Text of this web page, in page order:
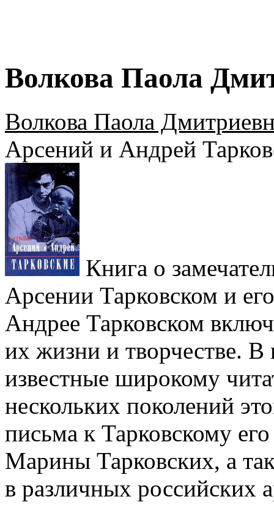
Волкова Паола
Волкова Паола
Арсений и Андрей
Книга о
Арсении Тарковском и
Андрее Тарковском
их жизни и творчестве.
известные широкому
нескольких поколений
письма к Тарковскому
Марины Тарковских, а
в различных российских